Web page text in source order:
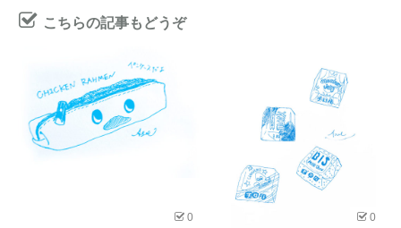
こちらの記事もどうぞ
0 0